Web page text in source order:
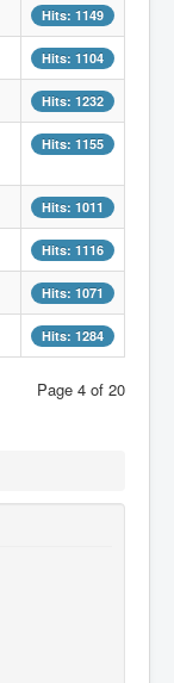
Hits: 1149
Hits: 1104
Hits: 1232
Hits: 1155
Hits: 1011
Hits: 1116
Hits: 1071
Hits: 1284
Page 4 of 20